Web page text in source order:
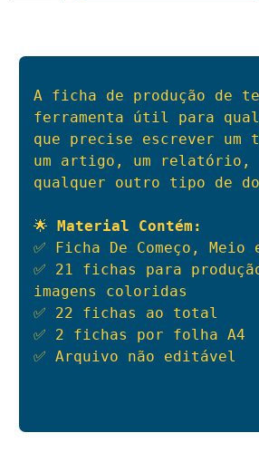
A ficha de produção de
ferramenta útil para
que precise escrever um
um artigo, um relatório,
qualquer outro tipo de
🌟
Material Contém:
✅ Ficha De Começo, Meio
✅ 21 fichas para
imagens coloridas
✅ 22 fichas ao total
✅ 2 fichas por folha A4
✅ Arquivo não editável